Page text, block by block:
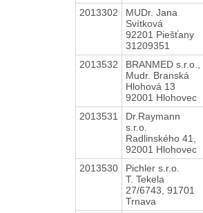
2013302
MUDr. Jana
Svítková
92201 Piešťany
31209351
2013532
BRANMED s.r.o.,
Mudr. Branská
Hlohová 13
92001 Hlohovec
2013531
Dr.Raymann
s.r.o.
Radlinského 41,
92001 Hlohovec
2013530
Pichler s.r.o.
T. Tekela
27/6743, 91701
Trnava